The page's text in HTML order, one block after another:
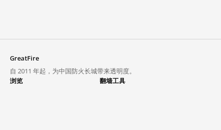
GreatFire
自 2011 年起，为中国防火长城带来透明度。
浏览
翻墙工具